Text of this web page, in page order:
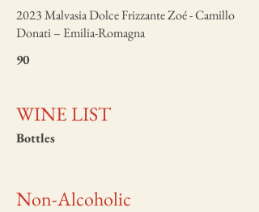
2023 Malvasia Dolce Frizzante Zoé - Camillo
Donati – Emilia-Romagna
90
WINE LIST
Bottles
Non-Alcoholic